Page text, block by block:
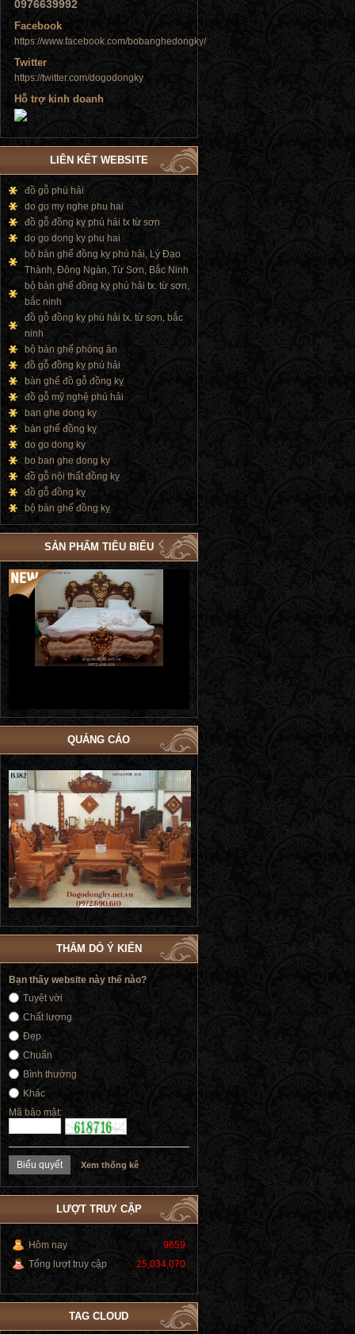
Tủ đứng
0976639992
Facebook
https://www.facebook.com/bobanghedongky/
Twitter
https://twitter.com/dogodongky
Hỗ trợ kinh doanh
LIÊN KẾT WEBSITE
đồ gỗ phú hải
do go my nghe phu hai
đồ gỗ đồng kỵ phú hải tx từ sơn
do go dong ky phu hai
bộ bàn ghế đồng kỵ phú hải, Lý Đạo
Thành, Đông Ngàn, Từ Sơn, Bắc Ninh
bộ bàn ghế đồng kỵ phú hải tx. từ sơn,
bắc ninh
đồ gỗ đồng kỵ phú hải tx. từ sơn, bắc
ninh
bộ bàn ghế phòng ăn
đồ gỗ đồng kỵ phú hải
bàn ghế đồ gỗ đồng kỵ
đồ gỗ mỹ nghệ phú hải
ban ghe dong ky
bàn ghế đồng kỵ
do go dong ky
bo ban ghe dong ky
đồ gỗ nội thất đồng kỵ
đồ gỗ đồng kỵ
bộ bàn ghế đồng kỵ
SẢN PHẨM TIÊU BIỂU
Bộ Giường Ngủ Tủ Áo Phòng Cưới Đẹp
| Đồ Gỗ Phú Hải GN183
Giường Ngủ Victoria Tân Cổ
Vàng | Đồ Gỗ Phú Hải GN176
QUẢNG CÁO
THĂM DÒ Ý KIẾN
Bạn thấy website này thế nào?
Tuyệt vời
Chất lượng
Đẹp
Chuẩn
Bình thường
Khác
Mã bảo mật:
Xem thống kê
LƯỢT TRUY CẬP
Hôm nay
9659
Tổng lượt truy cập
25,034,070
TAG CLOUD